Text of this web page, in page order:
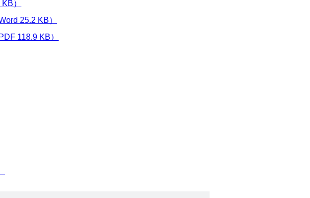
）
25.2 KB）
118.9 KB）